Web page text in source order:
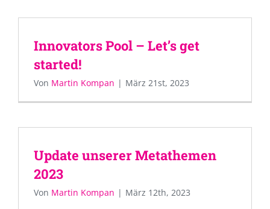
Innovators Pool – Let’s get
started!
Von Martin Kompan | März 21st, 2023
Update unserer Metathemen
2023
Von Martin Kompan | März 12th, 2023